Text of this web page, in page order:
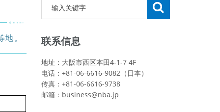
地。 联系信息
地址：大阪市西区本田4-1-7 4F
电话：+81-06-6616-9082（日本）
传真：+81-06-6616-9738
邮箱： business@nba.jp